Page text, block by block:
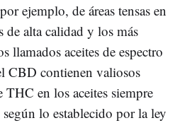
ejemplo, de áreas tensas en
de alta calidad y los más
llamados aceites de espectro
CBD contienen valiosos
en los aceites siempre
lo establecido por la ley